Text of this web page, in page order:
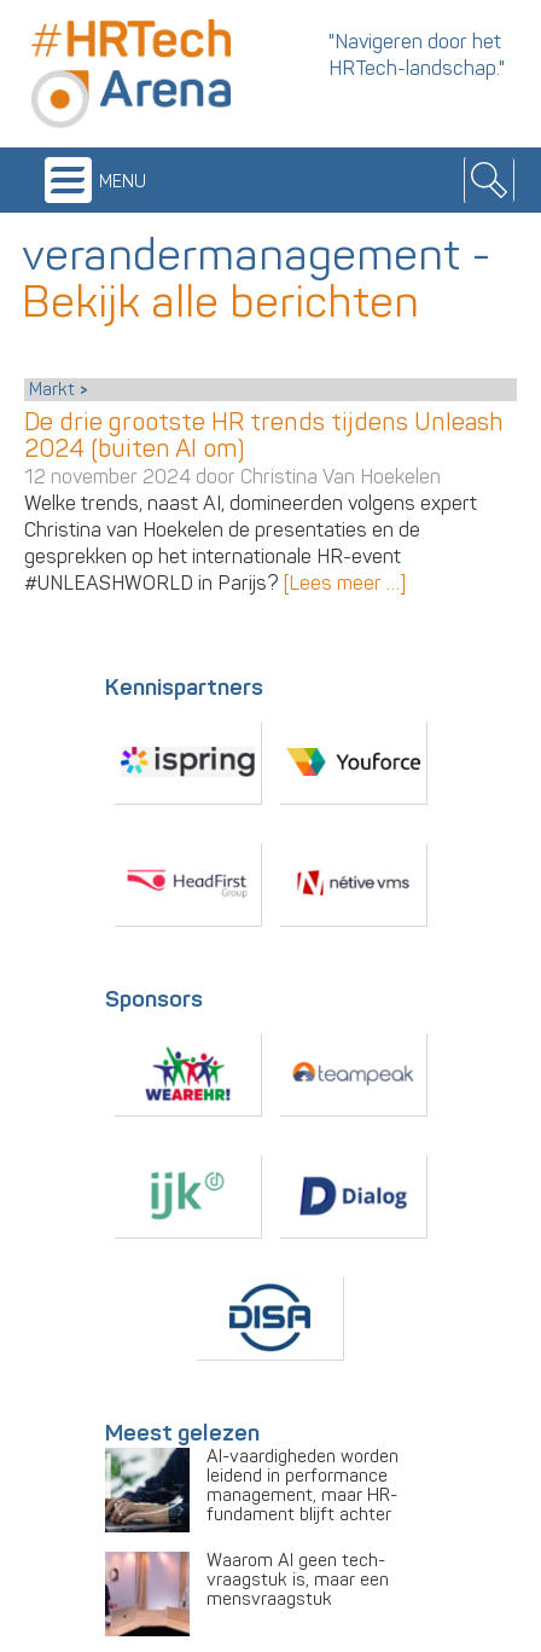
"Navigeren door het
HRTech-landschap."
menu
verandermanagement -
Bekijk alle berichten
Markt
De drie grootste HR trends tijdens Unleash
2024 (buiten AI om)
12 november 2024 door Christina Van Hoekelen
Welke trends, naast AI, domineerden volgens expert
Christina van Hoekelen de presentaties en de
gesprekken op het internationale HR-event
#UNLEASHWORLD in Parijs? [Lees meer …]
Kennispartners
Sponsors
Meest gelezen
AI-vaardigheden worden
leidend in performance
management, maar HR-
fundament blijft achter
Waarom AI geen tech-
vraagstuk is, maar een
mensvraagstuk